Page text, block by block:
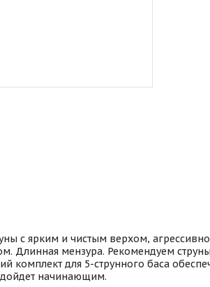
с ярким и чистым верхом,
Длинная мензура. Рекомендуем струны
комплект для 5-струнного баса
начинающим.